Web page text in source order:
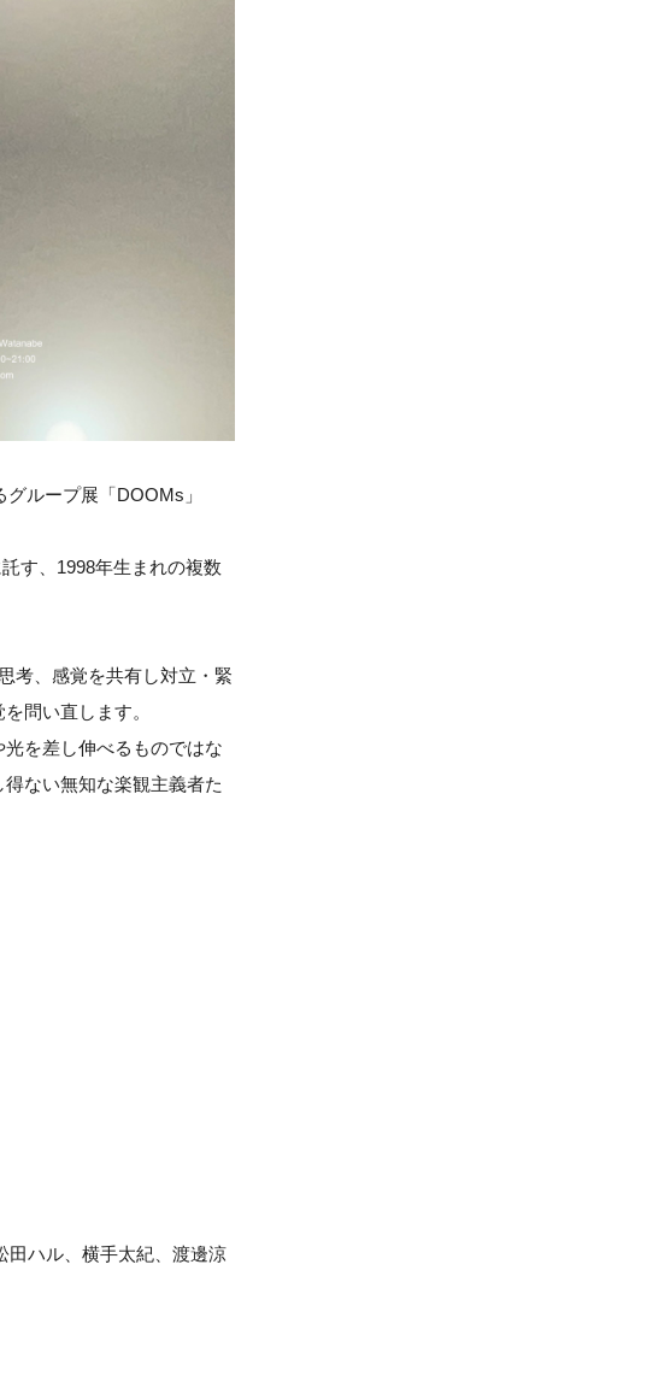
ループ展「DOOMs」
す、1998年生まれの複数
考、感覚を共有し対立・緊
問い直します。
を差し伸べるものではな
ない無知な楽観主義者た
ハル、横手太紀、渡邊涼